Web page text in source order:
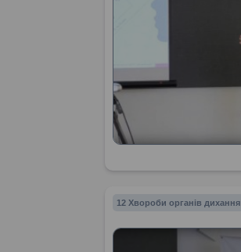
12 Хвороби органів дихання